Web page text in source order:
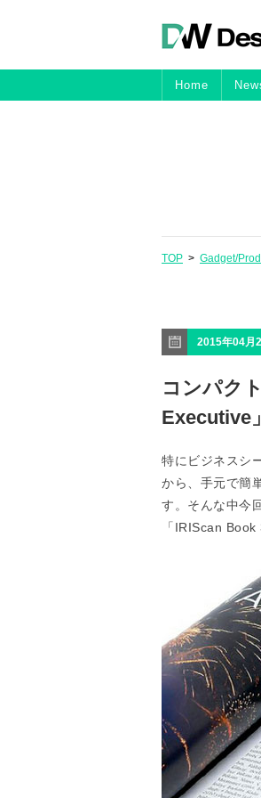
Home
TOP > Gadget/
2015年04月
コンパク
Executive」
特にビジネスシ
から、手元で簡
す。そんな中今
「IRIScan